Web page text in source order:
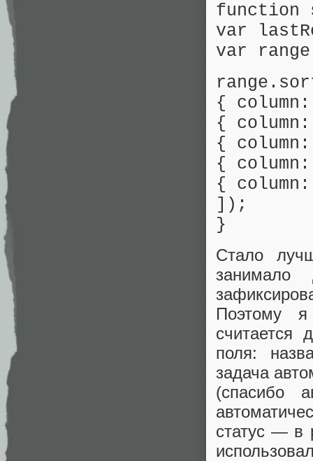
function
var
var
{
{
{
{
{
]);
}
Стало
занимало
Поэтому
считается
поля:
задача
(спасибо
статус — в